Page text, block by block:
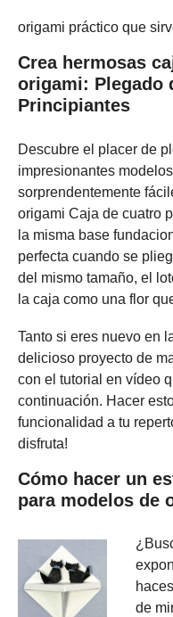
origami práctico que
Crea hermosas
origami: Plegado
Principiantes
Descubre el placer de
impresionantes
sorprendentemente
origami Caja de cuatro
la misma base
perfecta cuando se
del mismo tamaño, el
la caja como una flor
Tanto si eres nuevo en
delicioso proyecto de
con el tutorial en vídeo
continuación. Hacer
funcionalidad a tu
disfruta!
Cómo hacer un
para modelos de
de